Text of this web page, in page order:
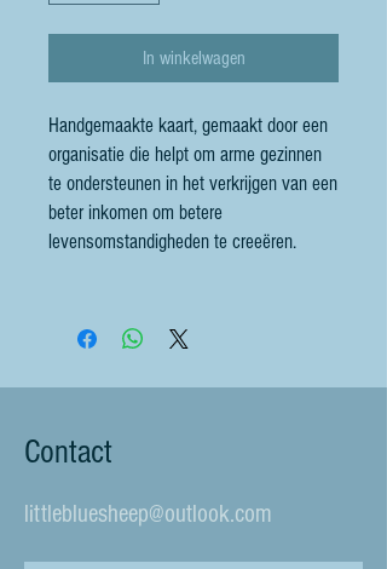
In winkelwagen
Handgemaakte kaart, gemaakt door een
organisatie die helpt om arme gezinnen
te ondersteunen in het verkrijgen van een
beter inkomen om betere
levensomstandigheden te creeëren.
Contact
littlebluesheep@outlook.com